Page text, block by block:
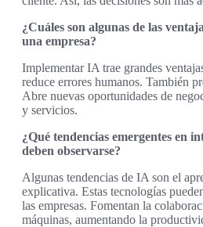
¿Cuáles son algunas de las
una empresa?
Implementar IA trae grandes
reduce errores humanos. También
Abre nuevas oportunidades de
y servicios.
¿Qué tendencias emergentes en
deben observarse?
Algunas tendencias de IA son el
explicativa. Estas tecnologías
las empresas. Fomentan la
máquinas, aumentando la